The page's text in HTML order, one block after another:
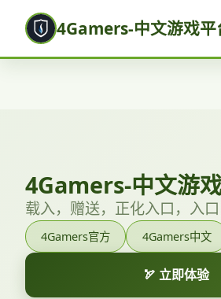
4Gamers-中文游戏平
4Gamers-中文游
载入，赠送，正化入口，入
4Gamers官方 4Gamers中文
🏹 立即体验